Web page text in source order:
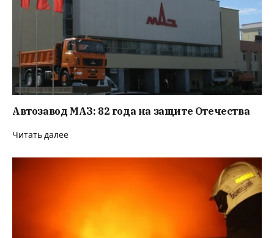
Автозавод МАЗ: 82 года на защите Отечества
Читать далее